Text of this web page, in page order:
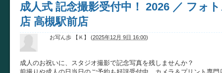
成人式 記念撮影受付中！ 2026 ／ フォ
店 高槻駅前店
お写ん歩 【Ｋ】 (2025年12月 9日 16:00)
成人のお祝いに、スタジオ撮影で記念写真を残しませんか？